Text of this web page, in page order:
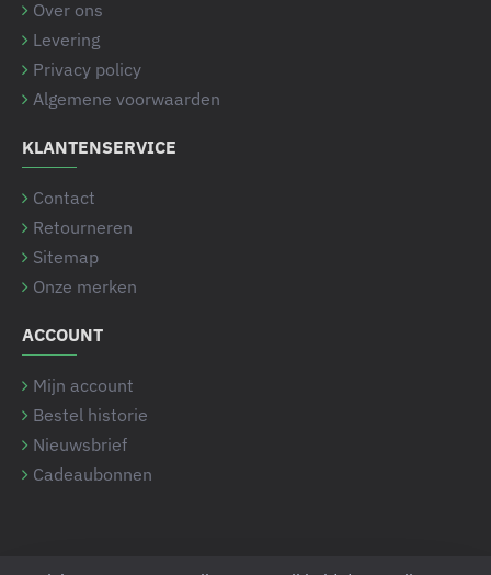
Over ons
Levering
Privacy policy
Algemene voorwaarden
KLANTENSERVICE
Contact
Retourneren
Sitemap
Onze merken
ACCOUNT
Mijn account
Bestel historie
Nieuwsbrief
Cadeaubonnen